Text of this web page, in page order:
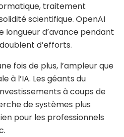
traitement
scientifique. OpenAI
longueur d’avance pendant
d’efforts.
fois de plus, l’ampleur que
à l’IA. Les géants du
à coups de
de systèmes plus
pour les professionnels